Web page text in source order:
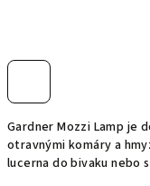
Gardner Mozzi Lamp je
otravnými komáry a
lucerna do bivaku nebo